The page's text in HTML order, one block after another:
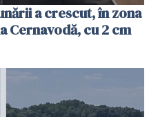
a crescut, în zona
Cernavodă, cu 2 cm